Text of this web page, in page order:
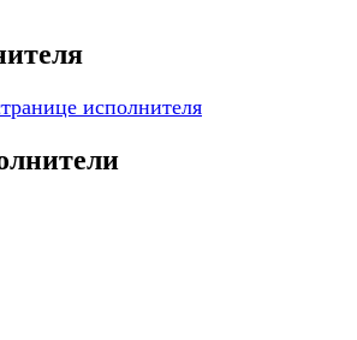
исполнителя